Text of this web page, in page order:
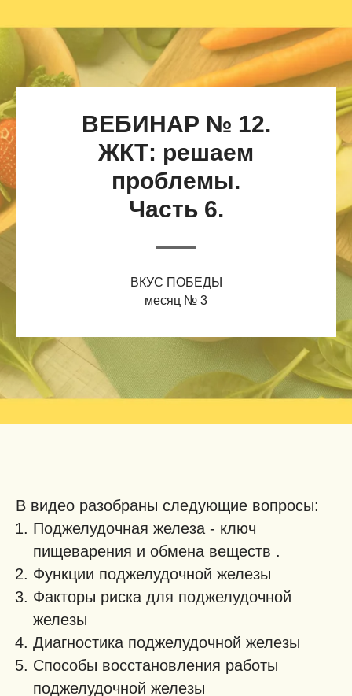
ВЕБИНАР № 12.
ЖКТ: решаем
проблемы.
Часть 6.
ВКУС ПОБЕДЫ
месяц № 3
В видео разобраны следующие вопросы:
Поджелудочная железа - ключ
пищеварения и обмена веществ .
Функции поджелудочной железы
Факторы риска для поджелудочной
железы
Диагностика поджелудочной железы
Способы восстановления работы
поджелудочной железы